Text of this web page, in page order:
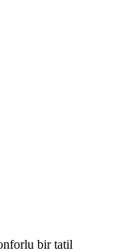
bir tatil